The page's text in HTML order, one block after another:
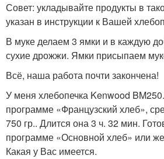
Совет: укладывайте продукты в
указан в инструкции к Вашей
В муке делаем 3 ямки и в каждую
сухие дрожжи. Ямки присыпаем
Всё, наша работа почти закончена!
У меня хлебопечка Kenwood
программе «Французский хлеб»,
750 гр.. Длится она 3 ч. 32 мин.
программе «Основной хлеб» или
Какая у Вас имеется.